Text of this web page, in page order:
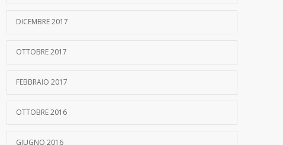
DICEMBRE 2017
OTTOBRE 2017
FEBBRAIO 2017
OTTOBRE 2016
GIUGNO 2016